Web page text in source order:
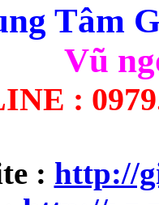
Tâm
Vũ
:
: http://